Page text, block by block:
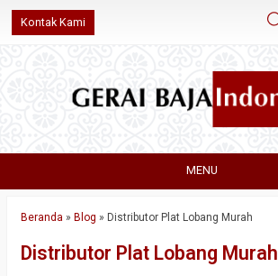
Kontak Kami
MENU
Beranda » Blog » Distributor Plat Lobang Murah
Distributor Plat Lobang Murah